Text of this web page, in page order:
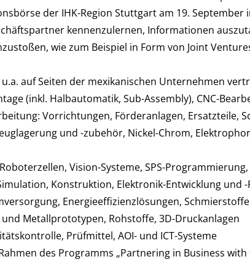
der IHK-Region Stuttgart am 19.
kennenzulernen, Informationen
wie zum Beispiel in Form von Joint
auf Seiten der mexikanischen Unternehmen
(inkl. Halbautomatik, Sub-Assembly), CNC-
Vorrichtungen, Förderanlagen, Ersatzteile,
und -zubehör, Nickel-Chrom,
Vision-Systeme, SPS-
Konstruktion, Elektronik-Entwicklung und
Energieeffizienzlösungen, Schmierstoffe
Metallprototypen, Rohstoffe, 3D-Druckanlagen
Prüfmittel, AOI- und ICT-Systeme
des Programms „Partnering in Business